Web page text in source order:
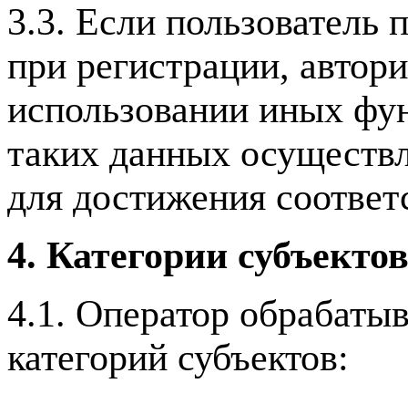
3.3. Если пользователь
при регистрации,
использовании иных
таких данных
для достижения
4. Категории
4.1. Оператор
категорий субъектов: